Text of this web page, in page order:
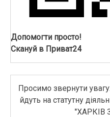
Допомогти просто!
Скануй в Приват24
Просимо звернути
йдуть на статутну
"ХАРКІВ